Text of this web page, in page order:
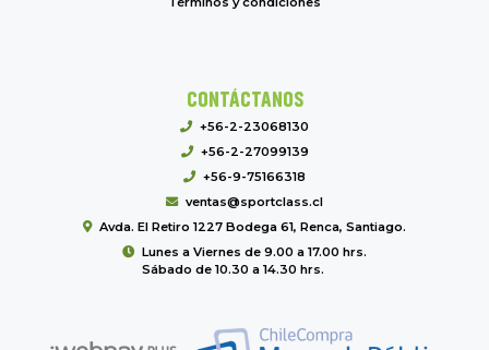
CONTÁCTANOS
+56-2-23068130
+56-2-27099139
+56-9-75166318
ventas@sportclass.cl
Avda. El Retiro 1227 Bodega 61, Renca, Santiago.
Lunes a Viernes de 9.00 a 17.00 hrs.
Sábado de 10.30 a 14.30 hrs.